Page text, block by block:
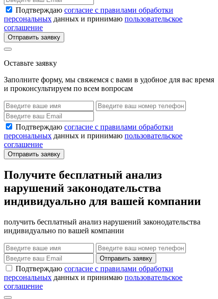
Подтверждаю согласие с правилами обработки
персональных данных и принимаю пользовательское
соглашение
Отправить заявку
Оставьте заявку
Заполните форму, мы свяжемся с вами в удобное для вас время
и проконсультируем по всем вопросам
Подтверждаю согласие с правилами обработки
персональных данных и принимаю пользовательское
соглашение
Отправить заявку
Получите бесплатный анализ
нарушений законодательства
индивидуально для вашей компании
получить бесплатный анализ нарушений законодательства
индивидуально по вашей компании
Отправить заявку
Подтверждаю согласие с правилами обработки
персональных данных и принимаю пользовательское
соглашение